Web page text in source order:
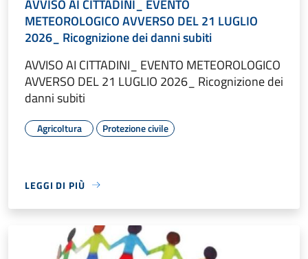
AVVISO AI CITTADINI_ EVENTO
METEOROLOGICO AVVERSO DEL 21 LUGLIO
2026_ Ricognizione dei danni subiti
AVVISO AI CITTADINI_ EVENTO METEOROLOGICO
AVVERSO DEL 21 LUGLIO 2026_ Ricognizione dei
danni subiti
Agricoltura Protezione civile
LEGGI DI PIÙ